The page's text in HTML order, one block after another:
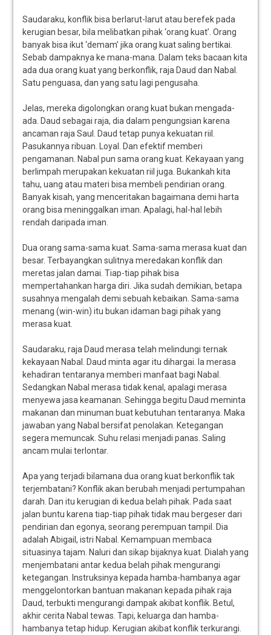
Saudaraku, konflik bisa berlarut-larut atau berefek pada
kerugian besar, bila melibatkan pihak ‘orang kuat’. Orang
banyak bisa ikut ‘demam’ jika orang kuat saling bertikai.
Sebab dampaknya ke mana-mana. Dalam teks bacaan kita
ada dua orang kuat yang berkonflik, raja Daud dan Nabal.
Satu penguasa, dan yang satu lagi pengusaha.
Jelas, mereka digolongkan orang kuat bukan mengada-
ada. Daud sebagai raja, dia dalam pengungsian karena
ancaman raja Saul. Daud tetap punya kekuatan riil.
Pasukannya ribuan. Loyal. Dan efektif memberi
pengamanan. Nabal pun sama orang kuat. Kekayaan yang
berlimpah merupakan kekuatan riil juga. Bukankah kita
tahu, uang atau materi bisa membeli pendirian orang.
Banyak kisah, yang menceritakan bagaimana demi harta
orang bisa meninggalkan iman. Apalagi, hal-hal lebih
rendah daripada iman.
Dua orang sama-sama kuat. Sama-sama merasa kuat dan
besar. Terbayangkan sulitnya meredakan konflik dan
meretas jalan damai. Tiap-tiap pihak bisa
mempertahankan harga diri. Jika sudah demikian, betapa
susahnya mengalah demi sebuah kebaikan. Sama-sama
menang (win-win) itu bukan idaman bagi pihak yang
merasa kuat.
Saudaraku, raja Daud merasa telah melindungi ternak
kekayaan Nabal. Daud minta agar itu dihargai. Ia merasa
kehadiran tentaranya memberi manfaat bagi Nabal.
Sedangkan Nabal merasa tidak kenal, apalagi merasa
menyewa jasa keamanan. Sehingga begitu Daud meminta
makanan dan minuman buat kebutuhan tentaranya. Maka
jawaban yang Nabal bersifat penolakan. Ketegangan
segera memuncak. Suhu relasi menjadi panas. Saling
ancam mulai terlontar.
Apa yang terjadi bilamana dua orang kuat berkonflik tak
terjembatani? Konflik akan berubah menjadi pertumpahan
darah. Dan itu kerugian di kedua belah pihak. Pada saat
jalan buntu karena tiap-tiap pihak tidak mau bergeser dari
pendirian dan egonya, seorang perempuan tampil. Dia
adalah Abigail, istri Nabal. Kemampuan membaca
situasinya tajam. Naluri dan sikap bijaknya kuat. Dialah yang
menjembatani antar kedua belah pihak mengurangi
ketegangan. Instruksinya kepada hamba-hambanya agar
menggelontorkan bantuan makanan kepada pihak raja
Daud, terbukti mengurangi dampak akibat konflik. Betul,
akhir cerita Nabal tewas. Tapi, keluarga dan hamba-
hambanya tetap hidup. Kerugian akibat konflik terkurangi.